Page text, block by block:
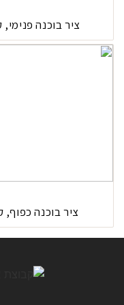
ציר בוכנה פנימי,
ציר בוכנה כפוף,